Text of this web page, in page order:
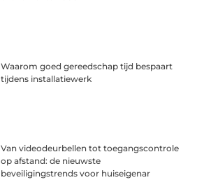
Waarom goed gereedschap tijd bespaart
tijdens installatiewerk
Van videodeurbellen tot toegangscontrole
op afstand: de nieuwste
beveiligingstrends voor huiseigenar